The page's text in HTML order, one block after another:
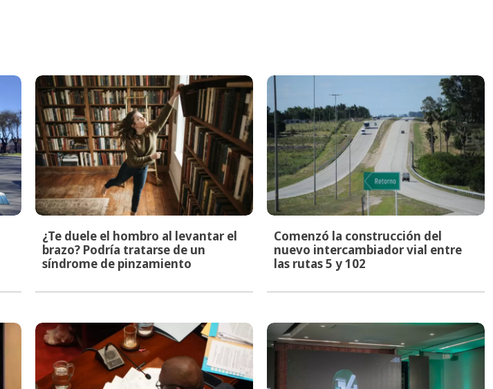
¿Te duele el hombro al levantar el
brazo? Podría tratarse de un
síndrome de pinzamiento
Comenzó la construcción del
nuevo intercambiador vial entre
las rutas 5 y 102